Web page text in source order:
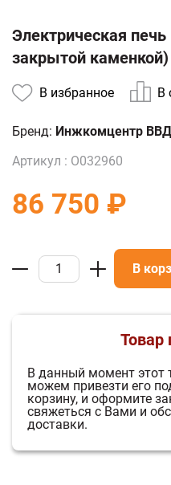
Электрическая
закрытой
В избранное В
Бренд: Инжкомцентр ВВД
Артикул : О032960
86 750 ₽
В
Товар
В данный момент этот
можем привезти его
корзину, и оформите
свяжеться с Вами и
доставки.